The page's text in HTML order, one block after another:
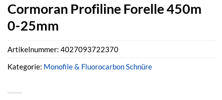
Cormoran Profiline Forelle 450m
0-25mm
Artikelnummer: 4027093722370
Kategorie: Monofile & Fluorocarbon Schnüre